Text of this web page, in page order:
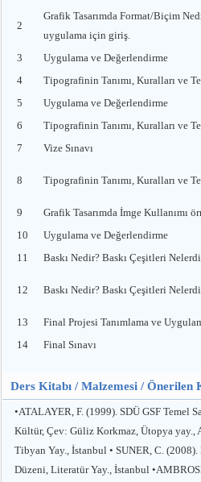
2
Grafik Tasarımda Format/Biçim
uygulama için giriş.
3
Uygulama ve Değerlendirme
4
Tipografinin Tanımı, Kuralları ve
5
Uygulama ve Değerlendirme
6
Tipografinin Tanımı, Kuralları ve
7
Vize Sınavı
8 Tipografinin Tanımı, Kuralları ve
9
Grafik Tasarımda İmge Kullanımı
10
Uygulama ve Değerlendirme
11
Baskı Nedir? Baskı Çeşitleri
12 Baskı Nedir? Baskı Çeşitleri
13
Final Projesi Tanımlama ve
14
Final Sınavı
Ders Kitabı / Malzemesi / Önerilen
•ATALAYER, F. (1999). SDÜ GSF Temel
Kültür, Çev: Güliz Korkmaz, Ütopya yay.,
Tibyan Yay., İstanbul • SUNER, C.
Düzeni, Literatür Yay., İstanbul